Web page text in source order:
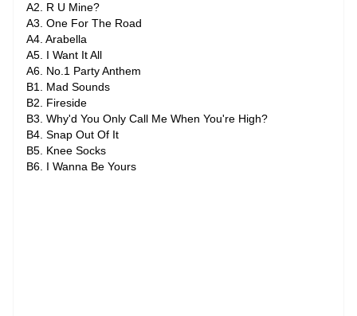
A2. R U Mine?
A3. One For The Road
A4. Arabella
A5. I Want It All
A6. No.1 Party Anthem
B1. Mad Sounds
B2. Fireside
B3. Why'd You Only Call Me When You're High?
B4. Snap Out Of It
B5. Knee Socks
B6. I Wanna Be Yours